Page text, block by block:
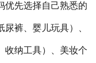
优先选择自己熟悉的
裤、婴儿玩具）、
收纳工具）、美妆个